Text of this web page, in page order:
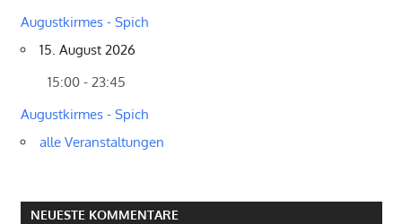
Augustkirmes - Spich
15. August 2026
15:00 - 23:45
Augustkirmes - Spich
alle Veranstaltungen
NEUESTE KOMMENTARE